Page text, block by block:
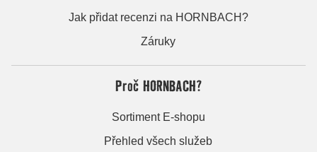
Jak přidat recenzi na HORNBACH?
Záruky
Proč HORNBACH?
Sortiment E-shopu
Přehled všech služeb